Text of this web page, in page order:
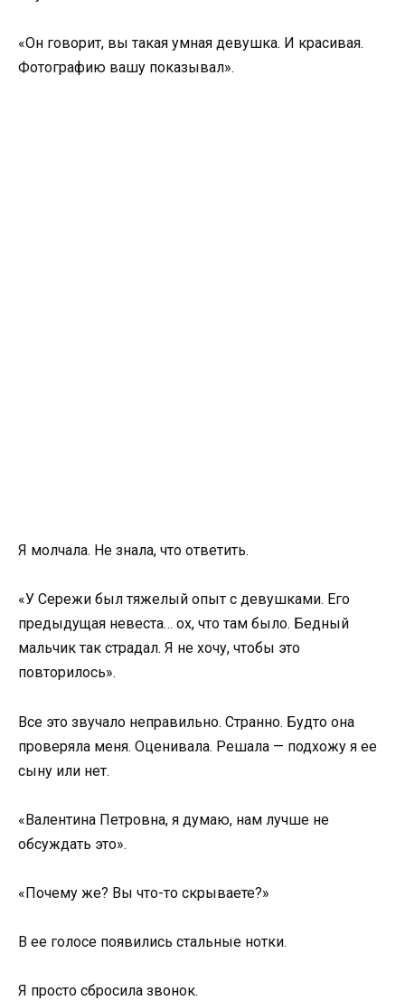
«Он говорит, вы такая умная девушка. И красивая.
Фотографию вашу показывал».
Я молчала. Не знала, что ответить.
«У Сережи был тяжелый опыт с девушками. Его
предыдущая невеста… ох, что там было. Бедный
мальчик так страдал. Я не хочу, чтобы это
повторилось».
Все это звучало неправильно. Странно. Будто она
проверяла меня. Оценивала. Решала — подхожу я ее
сыну или нет.
«Валентина Петровна, я думаю, нам лучше не
обсуждать это».
«Почему же? Вы что-то скрываете?»
В ее голосе появились стальные нотки.
Я просто сбросила звонок.